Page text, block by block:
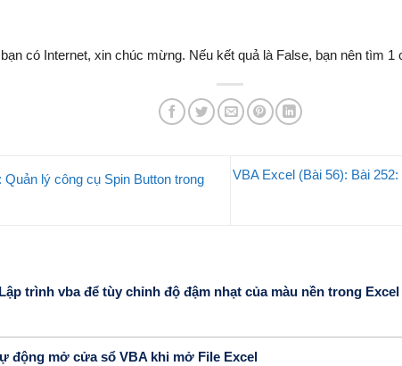
có Internet, xin chúc mừng. Nếu kết quả là False, bạn nên tìm 1
Quản lý công cụ Spin Button trong
VBA Excel (Bài 56): Bài
trình vba để tùy chỉnh độ đậm nhạt của màu nền trong Excel
động mở cửa sổ VBA khi mở File Excel